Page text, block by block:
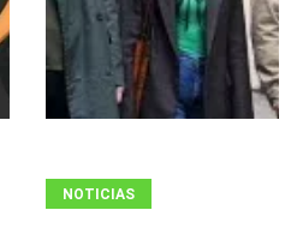
NOTICIAS